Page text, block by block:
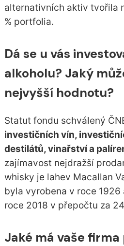
alternativních aktiv tvořila
% portfolia.
Dá se u vás
alkoholu? Jaký
nejvyšší hodnotu?
Statut fondu schválený
investičních vín,
destilátů, vinařství a
zajímavost nejdražší
whisky je lahev Macallan
byla vyrobena v roce 1926
roce 2018 v přepočtu za
Jaké má vaše